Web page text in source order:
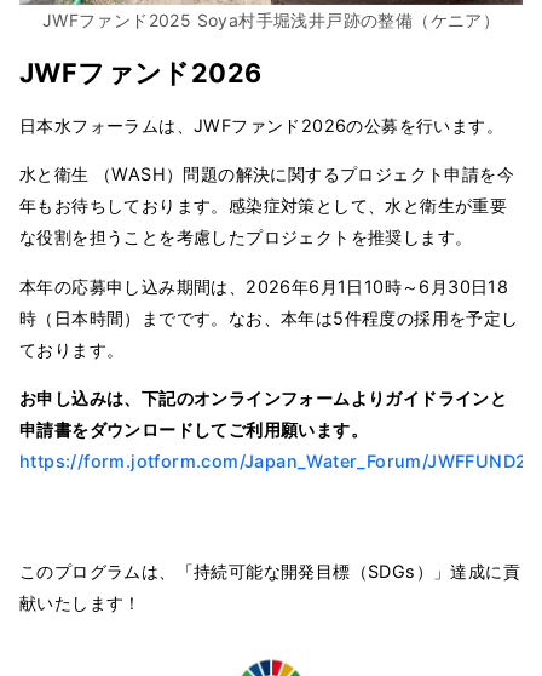
JWFファンド2025 Soya村手堀浅井戸跡の整備（ケニア）
JWFファンド2026
日本水フォーラムは、JWFファンド2026の公募を行います。
水と衛生 （WASH）問題の解決に関するプロジェクト申請を今
年もお待ちしております。感染症対策として、水と衛生が重要
な役割を担うことを考慮したプロジェクトを推奨します。
本年の応募申し込み期間は、2026年6月1日10時～6月30日18
時（日本時間）までです。なお、本年は5件程度の採用を予定し
ております。
お申し込みは、下記のオンラインフォームよりガイドラインと
申請書をダウンロードしてご利用願います。
https://form.jotform.com/Japan_Water_Forum/JWFFUND26
このプログラムは、「持続可能な開発目標（SDGs）」達成に貢
献いたします！